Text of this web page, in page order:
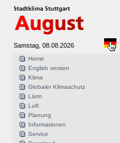
Samstag, 08.08.2026
Home
English version
Klima
Globaler Klimaschutz
Lärm
Luft
Planung
Informationen
Service